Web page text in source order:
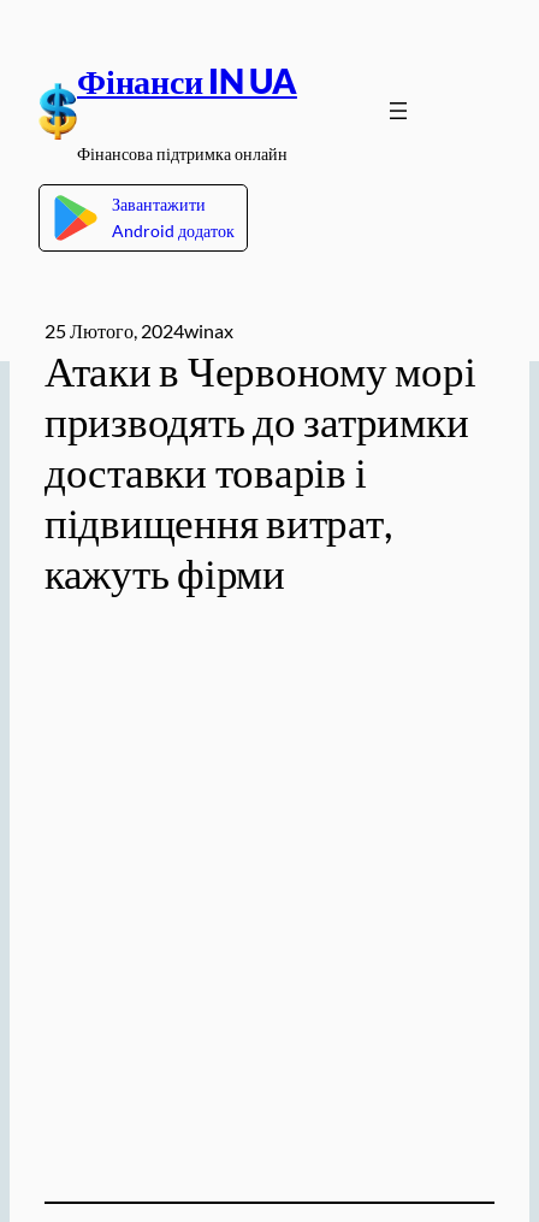
вмісту
Фінанси IN UA
Фінансова підтримка онлайн
Завантажити
Android додаток
25 Лютого, 2024winax
Атаки в Червоному морі
призводять до затримки
доставки товарів і
підвищення витрат,
кажуть фірми